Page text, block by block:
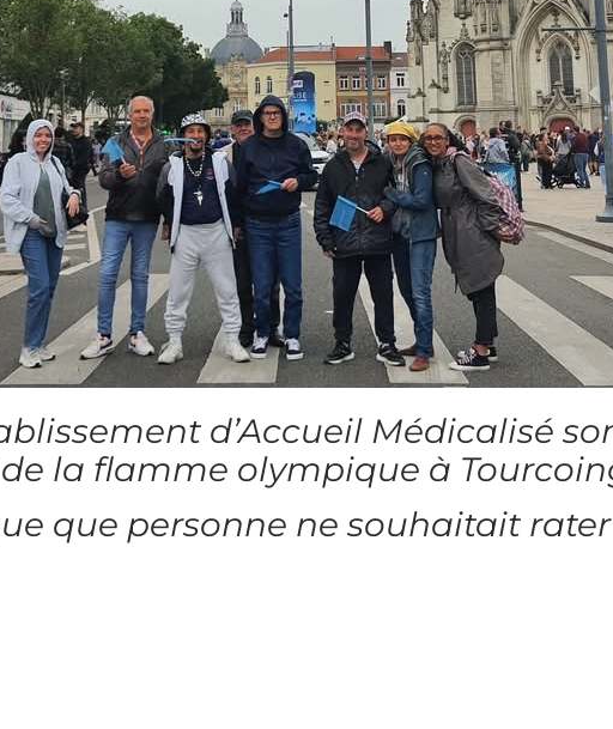
d’Accueil Médicalisé
la flamme olympique à
que personne ne souhaitait